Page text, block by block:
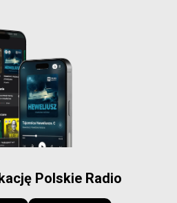
Polskie Radio